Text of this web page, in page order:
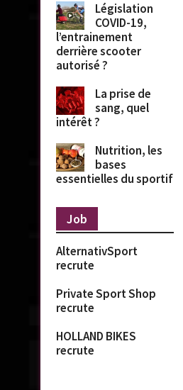
Législation
COVID-19,
l’entrainement
derrière scooter
autorisé ?
La prise de
sang, quel
intérêt ?
Nutrition, les
bases
essentielles du sportif
Job
AlternativSport
recrute
Private Sport Shop
recrute
HOLLAND BIKES
recrute